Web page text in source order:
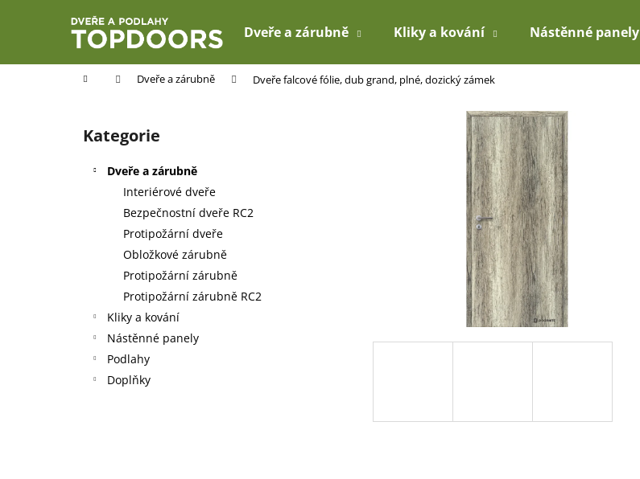
Dveře a zárubně Kliky a kování Nástěnné panely
Domů Dveře a zárubně Dveře falcové fólie, dub grand, plné, dozický zámek
Přeskočit
kategorie
Kategorie
Dveře a zárubně
Interiérové dveře
Bezpečnostní dveře RC2
Protipožární dveře
Obložkové zárubně
Protipožární zárubně
Protipožární zárubně RC2
Kliky a kování
Nástěnné panely
Podlahy
Doplňky
í
do
do
Co potřebujete najít?
HLEDAT
Doporučujeme